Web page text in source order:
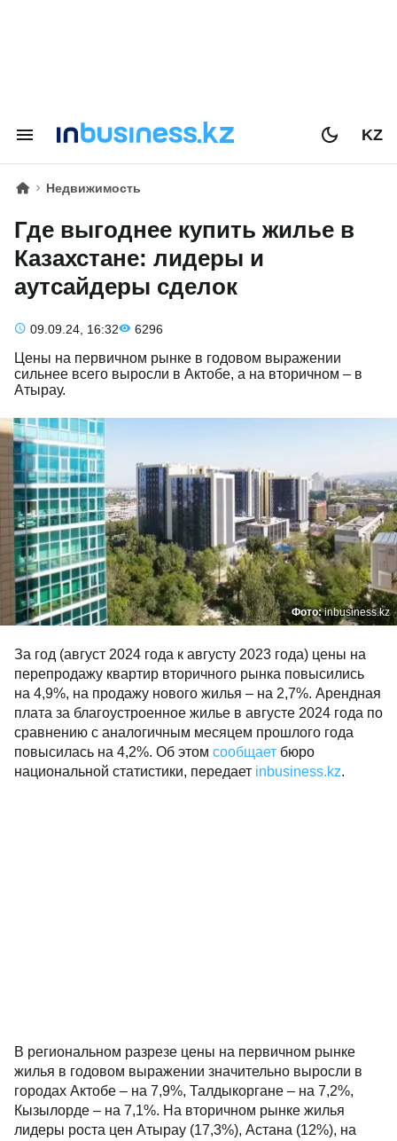
KZ
Недвижимость
Где выгоднее купить жилье в
Казахстане: лидеры и
аутсайдеры сделок
09.09.24, 16:32 6296
Цены на первичном рынке в годовом выражении
сильнее всего выросли в Актобе, а на вторичном – в
Атырау.
Фото:inbusiness.kz
За год (август 2024 года к августу 2023 года) цены на
перепродажу квартир вторичного рынка повысились
на 4,9%, на продажу нового жилья – на 2,7%. Арендная
плата за благоустроенное жилье в августе 2024 года по
сравнению с аналогичным месяцем прошлого года
повысилась на 4,2%. Об этом сообщает бюро
национальной статистики, передает inbusiness.kz.
В региональном разрезе цены на первичном рынке
жилья в годовом выражении значительно выросли в
городах Актобе – на 7,9%, Талдыкоргане – на 7,2%,
Кызылорде – на 7,1%. На вторичном рынке жилья
лидеры роста цен Атырау (17,3%), Астана (12%), на